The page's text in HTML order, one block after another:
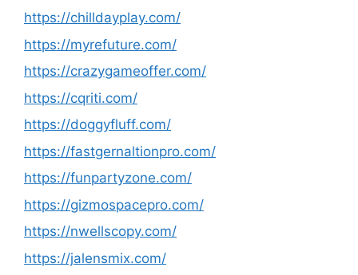
https://chilldayplay.com/
https://myrefuture.com/
https://crazygameoffer.com/
https://cqriti.com/
https://doggyfluff.com/
https://fastgernaltionpro.com/
https://funpartyzone.com/
https://gizmospacepro.com/
https://nwellscopy.com/
https://jalensmix.com/